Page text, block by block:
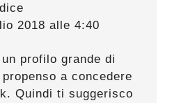
dice
2018 alle 4:40
profilo grande di
a concedere
Quindi ti suggerisco